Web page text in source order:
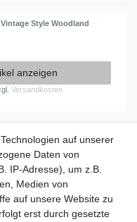
Style Woodland
anzeigen
Versandkosten
auf unserer
Daten von
IP-Adresse), um z.B.
Medien von
auf unsere Website zu
erst durch gesetzte